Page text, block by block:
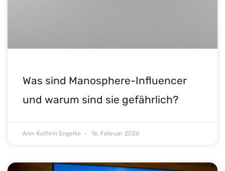
Was sind Manosphere-Influencer
und warum sind sie gefährlich?
Ann-Kathrin Engelke 16. Februar 2026